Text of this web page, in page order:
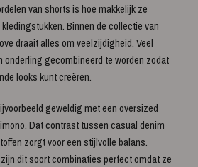
van shorts is hoe makkelijk ze
Binnen de collectie van
draait alles om veelzijdigheid. Veel
onderling gecombineerd te worden zodat
looks kunt creëren.
geweldig met een oversized
Dat contrast tussen casual denim
zorgt voor een stijlvolle balans.
dit soort combinaties perfect omdat ze